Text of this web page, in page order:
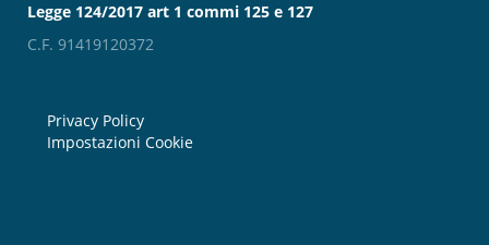
Legge 124/2017 art 1 commi 125 e 127
C.F. 91419120372
Privacy Policy
Impostazioni Cookie